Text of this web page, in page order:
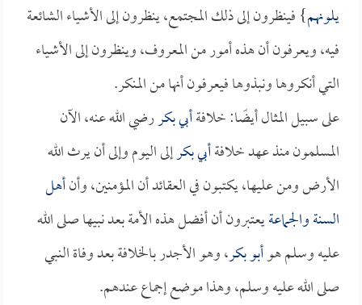
يلونهم} فينظرون إلى ذلك المجتمع، ينظرون إلى الأشياء الشائعة
فيه، ويعرفون أن هذه أمور من المعروف، وينظرون إلى الأشياء
التي أنكروها ونبذوها فيعرفون أنها من المنكر.
على سبيل المثال أيضًا: خلافةأبي بكررضي الله عنه، الآن
المسلمون منذ عهد خلافةأبي بكرإلى اليوم وإلى أن يرث الله
الأرض ومن عليها، يكتبون في العقائد أن المؤمنين، وأنأهل
السنة والجماعةيعتبرون أن أفضل هذه الأمة بعد نبيها صلى الله
عليه وسلم هوأبو بكر، وهو الأجدر بالخلافة بعد وفاة النبي
صلى الله عليه وسلم، وهذا موضع إجماع عندهم.